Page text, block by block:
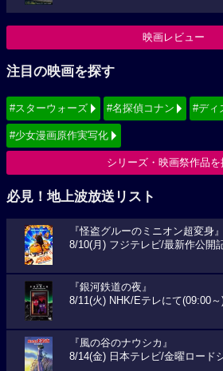
映画レビュー
注目の映画を探す
#スターウォーズ #名探偵コナン #ディ
#少女漫画原作実写化
シリーズ・映画祭作品を
必見！地上波放送リスト
『怪盗グルーのミニオン超変身』
8/10(月) フジテレビ/最新作公開
『銀河鉄道の夜』
8/11(火) NHK/Eテレにて(09:00～
『風の谷のナウシカ』
8/14(金) 日本テレビ/金曜ロード